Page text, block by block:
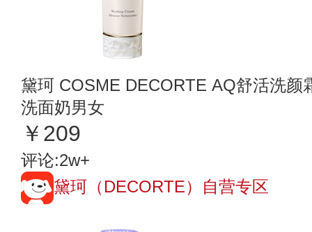
黛珂 COSME DECORTE AQ舒活洗颜
洗面奶男女
￥209
评论:2w+
黛珂（DECORTE）自营专区